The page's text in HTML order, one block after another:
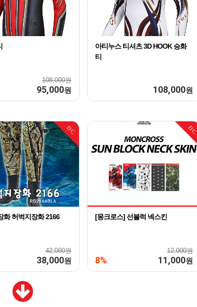
108,000원
95,000원
아티누스 티셔츠 3D HOOK 승화
티
108,000원
DC
화 허벅지장화 2166
42,000원
38,000원
DC
[몽크로스] 선블럭 넥스킨
12,000원
8% 11,000원